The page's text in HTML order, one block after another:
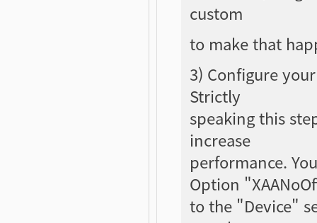
custom
to make that
3) Configure
Strictly
speaking this
increase
performance.
Option
to the "Device"